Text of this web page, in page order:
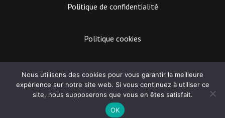
CPE BACH
Lecteur
Politique de confidentialité
Politique cookies
EASY MARKETING
Nous utilisons des cookies pour vous garantir la meilleure
expérience sur notre site web. Si vous continuez à utiliser ce
site, nous supposerons que vous en êtes satisfait.
OK